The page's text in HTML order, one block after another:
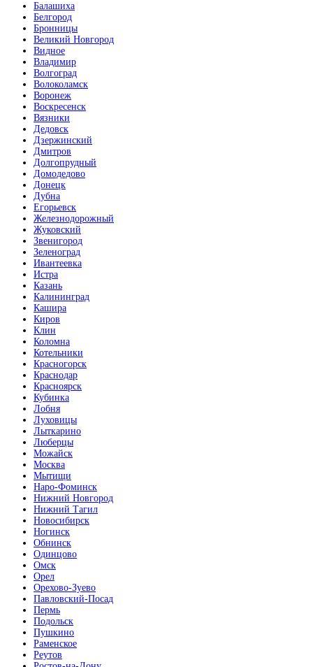
Балашиха
Белгород
Бронницы
Великий Новгород
Видное
Владимир
Волгоград
Волоколамск
Воронеж
Воскресенск
Вязники
Дедовск
Дзержинский
Дмитров
Долгопрудный
Домодедово
Донецк
Дубна
Егорьевск
Железнодорожный
Жуковский
Звенигород
Зеленоград
Ивантеевка
Истра
Казань
Калининград
Кашира
Киров
Клин
Коломна
Котельники
Красногорск
Краснодар
Красноярск
Кубинка
Лобня
Луховицы
Лыткарино
Люберцы
Можайск
Москва
Мытищи
Наро-Фоминск
Нижний Новгород
Нижний Тагил
Новосибирск
Ногинск
Обнинск
Одинцово
Омск
Орел
Орехово-Зуево
Павловский-Посад
Пермь
Подольск
Пушкино
Раменское
Реутов